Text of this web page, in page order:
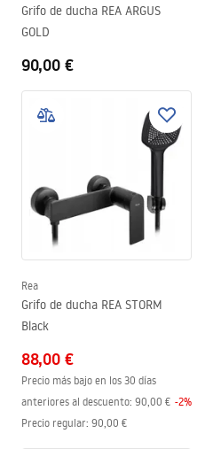
Grifo de ducha REA ARGUS
GOLD
90,00 €
Rea
Grifo de ducha REA STORM
Black
88,00 €
Precio más bajo en los 30 días
anteriores al descuento: 90,00 € -2%
Precio regular: 90,00 €